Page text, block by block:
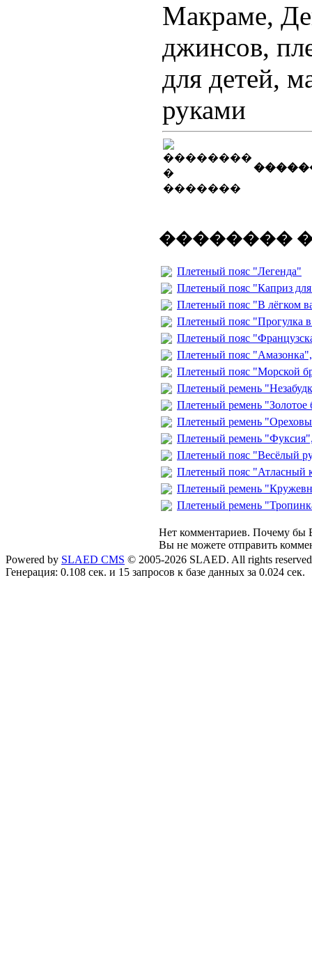
Макраме,
джинсов,
для детей,
руками
��������
Плетеный пояс "Легенда"
Плетеный пояс "Каприз
Плетеный пояс "В лёгком
Плетеный пояс "Прогулка
Плетеный пояс
Плетеный пояс
Плетеный пояс "Морской
Плетеный ремень
Плетеный ремень "Золотое
Плетеный ремень
Плетеный ремень
Плетеный пояс "Весёлый
Плетеный пояс "Атласный
Плетеный ремень
Плетеный ремень
Нет комментариев. Почему бы
Вы не можете отправить
Powered by SLAED CMS © 2005-2026 SLAED. All rights
Генерация: 0.108 сек. и 15 запросов к базе данных за 0.024 сек.